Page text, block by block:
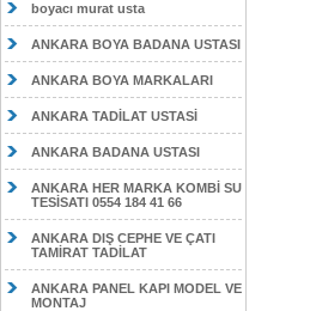
boyacı murat usta
ANKARA BOYA BADANA USTASI
ANKARA BOYA MARKALARI
ANKARA TADİLAT USTASİ
ANKARA BADANA USTASI
ANKARA HER MARKA KOMBİ SU
TESİSATI 0554 184 41 66
ANKARA DIŞ CEPHE VE ÇATI
TAMİRAT TADİLAT
ANKARA PANEL KAPI MODEL VE
MONTAJ